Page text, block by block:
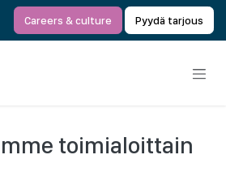
Careers & culture Pyydä tarjous
toimialoittain